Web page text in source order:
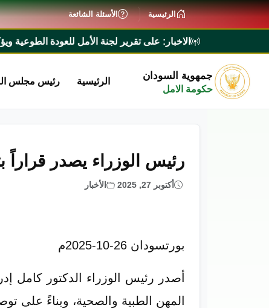
الرئيسية الأسئلة الشائعة
الاخبار:
رئيس الوزراء يطلع على تقرير لجنة الأمل للعودة الطوعية ويؤكد
جمهوية السودان
حكومة الامل
الرئيسية رئيس مجلس
رئيس الوزراء يصدر
أكتوبر 27, 2025 الأخبار
بورتسودان 26-10-2025م
المهن الطبية والصحية، وبناءً على